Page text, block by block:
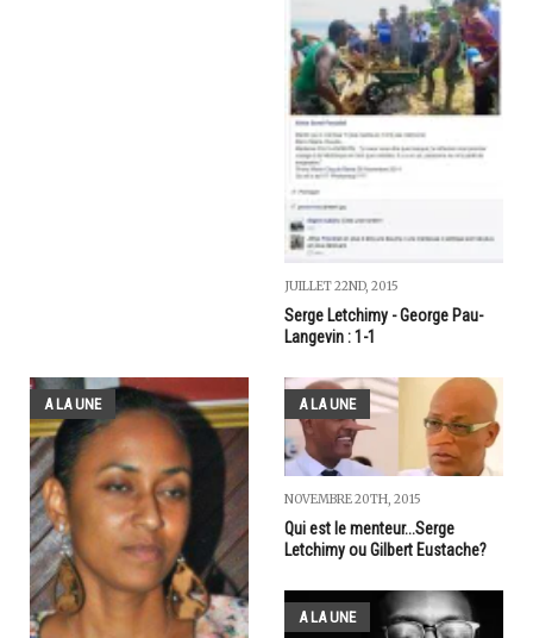
JUILLET 22ND, 2015
Serge Letchimy - George Pau-
Langevin : 1-1
A LA UNE A LA UNE
NOVEMBRE 20TH, 2015
Qui est le menteur...Serge
Letchimy ou Gilbert Eustache?
A LA UNE